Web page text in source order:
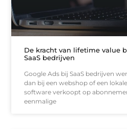
De kracht van lifetime value
SaaS bedrijven
Google Ads bij SaaS bedrijven
dan bij een webshop of een
software verkoopt op
eenmalige